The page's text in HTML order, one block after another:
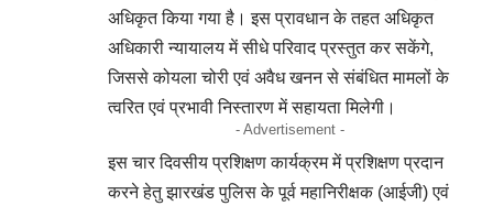
अधिकृत किया गया है। इस प्रावधान के तहत अधिकृत
अधिकारी न्यायालय में सीधे परिवाद प्रस्तुत कर सकेंगे,
जिससे कोयला चोरी एवं अवैध खनन से संबंधित मामलों के
त्वरित एवं प्रभावी निस्तारण में सहायता मिलेगी।
- Advertisement -
इस चार दिवसीय प्रशिक्षण कार्यक्रम में प्रशिक्षण प्रदान
करने हेतु झारखंड पुलिस के पूर्व महानिरीक्षक (आईजी) एवं